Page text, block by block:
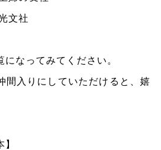
文社
なってみてください。
間入りにしていただけると、嬉